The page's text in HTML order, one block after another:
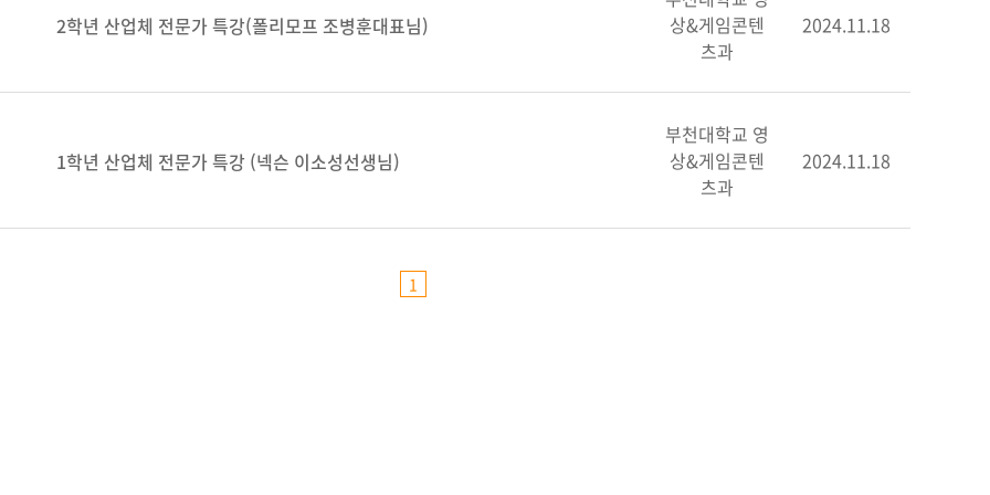
2학년 산업체 전문가 특강(폴리모프 조병훈대표님)
상&게임콘텐
츠과
2024.11.18
1학년 산업체 전문가 특강 (넥슨 이소성선생님)
부천대학교 영
상&게임콘텐
츠과
2024.11.18
1